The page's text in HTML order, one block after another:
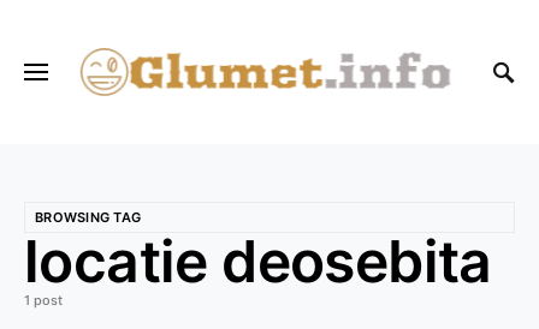
BROWSING TAG
locatie deosebita
1 post